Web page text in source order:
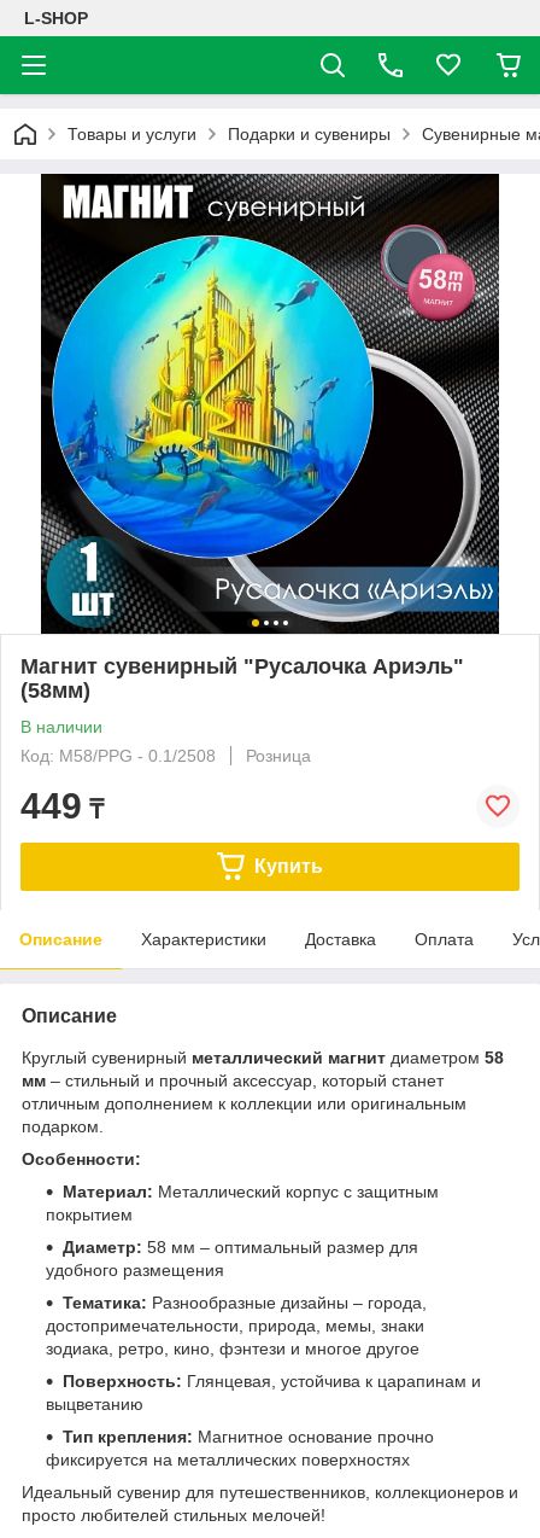
L-SHOP
Товары и услуги Подарки и сувениры Сувенирные
Магнит сувенирный "Русалочка Ариэль"
(58мм)
В наличии
Код: M58/PPG - 0.1/2508
Розница
449 ₸
Купить
Описание Характеристики Доставка Оплата
Описание
Круглый сувенирный металлический магнит диаметром 58
мм – стильный и прочный аксессуар, который станет
отличным дополнением к коллекции или оригинальным
подарком.
Особенности:
Материал: Металлический корпус с защитным
покрытием
Диаметр: 58 мм – оптимальный размер для
удобного размещения
Тематика: Разнообразные дизайны – города,
достопримечательности, природа, мемы, знаки
зодиака, ретро, кино, фэнтези и многое другое
Поверхность: Глянцевая, устойчива к царапинам и
выцветанию
Тип крепления: Магнитное основание прочно
фиксируется на металлических поверхностях
Идеальный сувенир для путешественников, коллекционеров и
просто любителей стильных мелочей!